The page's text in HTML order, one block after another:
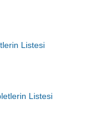
Listesi
Listesi